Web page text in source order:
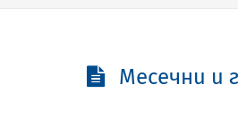
Месечни и